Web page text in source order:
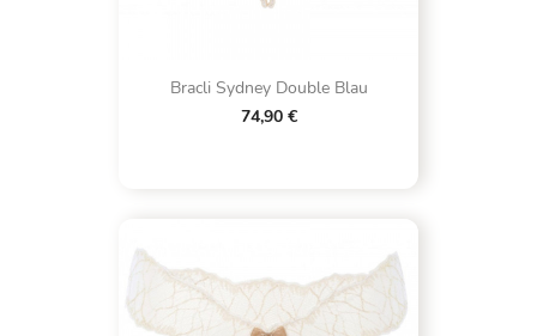
Bracli Sydney Double Blau
74,90 €